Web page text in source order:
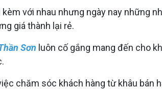
với nhau nhưng ngày nay những
giá thành lại rẻ.
Sơn luôn cố gắng mang đến cho
chăm sóc khách hàng từ khâu bán